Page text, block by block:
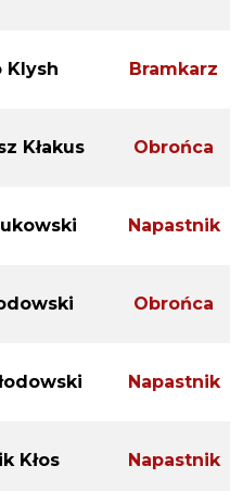
Klysh Bramkarz
Kłakus Obrońca
Napastnik
Obrońca
Napastnik
Kłos Napastnik